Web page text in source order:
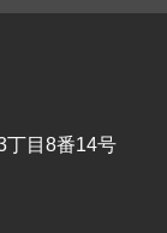
丁目8番14号